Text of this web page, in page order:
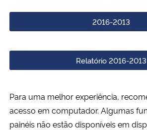
Ministério de Minas e Energia
Ministério do Meio Ambiente
2016-2013
Relatório 2016-2013
Para uma melhor experiência,
acesso em computador. Algumas
painéis não estão disponíveis em